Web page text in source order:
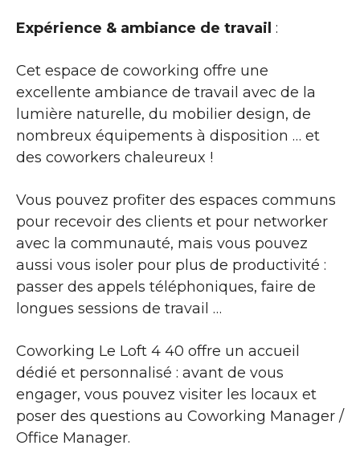
Expérience & ambiance de travail :
Cet espace de coworking offre une
excellente ambiance de travail avec de la
lumière naturelle, du mobilier design, de
nombreux équipements à disposition … et
des coworkers chaleureux !
Vous pouvez profiter des espaces communs
pour recevoir des clients et pour networker
avec la communauté, mais vous pouvez
aussi vous isoler pour plus de productivité :
passer des appels téléphoniques, faire de
longues sessions de travail …
Coworking Le Loft 4 40 offre un accueil
dédié et personnalisé : avant de vous
engager, vous pouvez visiter les locaux et
poser des questions au Coworking Manager /
Office Manager.